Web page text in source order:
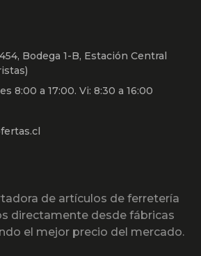
Bodega 1-B, Estación Central
8:00 a 17:00. Vi: 8:30 a 16:00
de artículos de ferretería
directamente desde fábricas
el mejor precio del mercado.